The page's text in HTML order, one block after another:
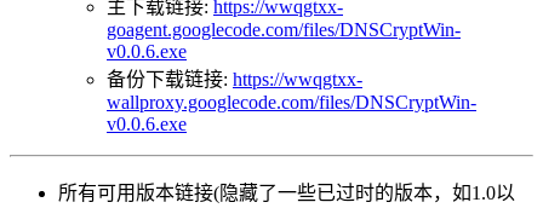
主下载链接: https://wwqgtxx-
goagent.googlecode.com/files/DNSCryptWin-
v0.0.6.exe
备份下载链接: https://wwqgtxx-
wallproxy.googlecode.com/files/DNSCryptWin-
v0.0.6.exe
所有可用版本链接(隐藏了一些已过时的版本，如1.0以